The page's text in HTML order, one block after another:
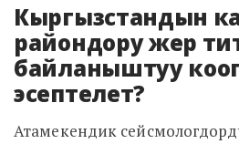
Кыргызстандын
райондору жер
байланыштуу
эсептелет?
Атамекендик